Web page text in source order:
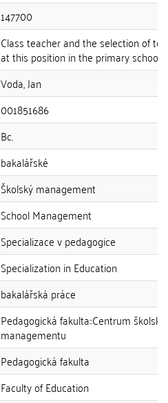
147700
Class teacher and the selection of
at this position in the primary school
Voda, Jan
001851686
Bc.
bakalářské
Školský management
School Management
Specializace v pedagogice
Specialization in Education
bakalářská práce
Pedagogická fakulta::Centrum
managementu
Pedagogická fakulta
Faculty of Education